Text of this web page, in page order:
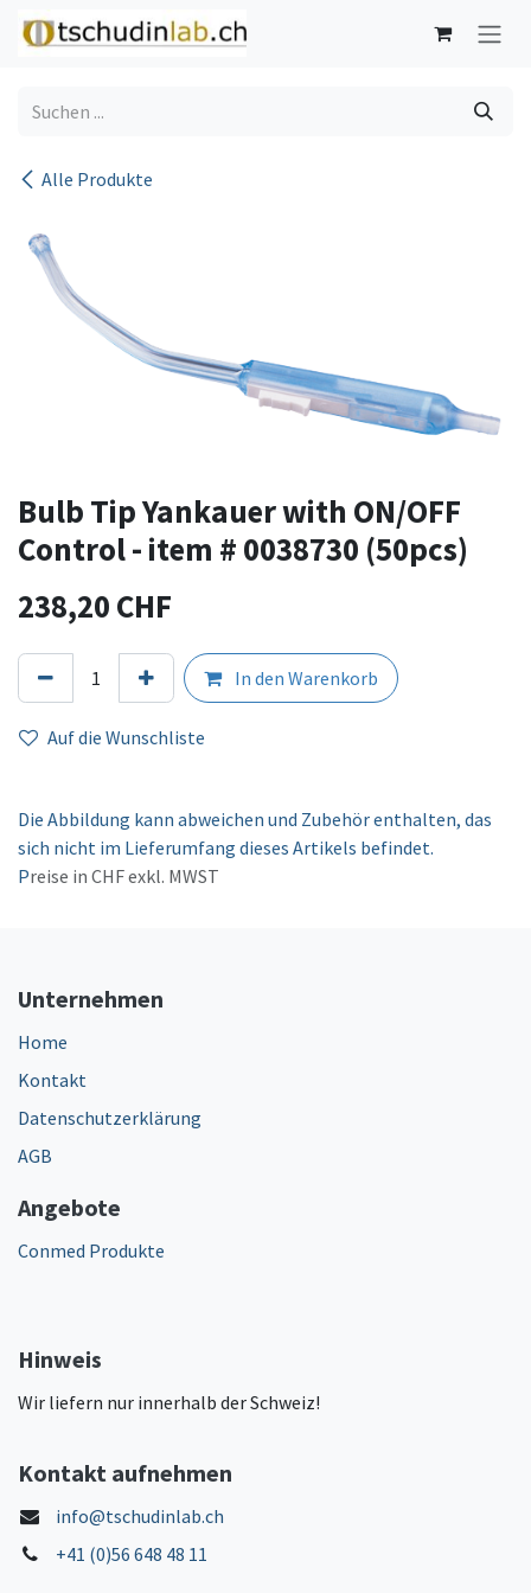
Zum Inhalt springen
Alle Produkte
Bulb Tip Yankauer with ON/OFF
Control - item # 0038730 (50pcs)
238,20 CHF
In den Warenkorb
Auf die Wunschliste
Die Abbildung kann abweichen und Zubehör enthalten, das
sich nicht im Lieferumfang dieses Artikels befindet.
Preise in CHF exkl. MWST
Unternehmen
Home
Kontakt
Datenschutzerklärung
AGB
Angebote
Conmed Produkte
Hinweis
Wir liefern nur innerhalb der Schweiz!
Kontakt aufnehmen
info@tschudinlab.ch
+41 (0)56 648 48 11